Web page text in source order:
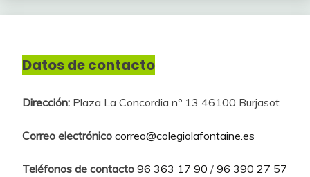
Datos de contacto
Dirección: Plaza La Concordia nº 13 46100 Burjasot
Correo electrónico correo@colegiolafontaine.es
Teléfonos de contacto 96 363 17 90 / 96 390 27 57